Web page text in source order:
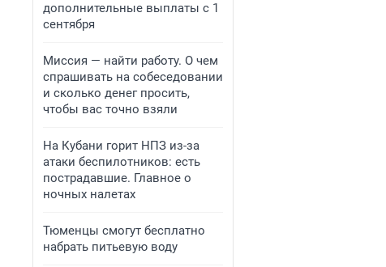
дополнительные выплаты с 1
сентября
Миссия — найти работу. О чем
спрашивать на собеседовании
и сколько денег просить,
чтобы вас точно взяли
На Кубани горит НПЗ из-за
атаки беспилотников: есть
пострадавшие. Главное о
ночных налетах
Тюменцы смогут бесплатно
набрать питьевую воду